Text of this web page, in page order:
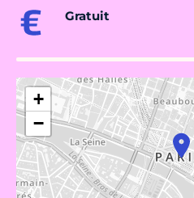
Gratuit
+
−